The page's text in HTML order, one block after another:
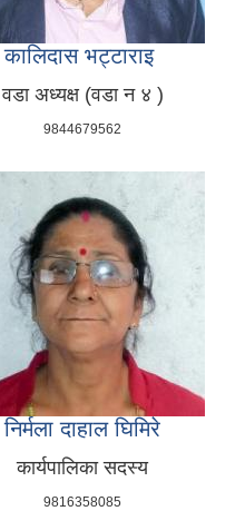
कालिदास भट्टाराइ
वडा अध्यक्ष (वडा न ४ )
9844679562
निर्मला दाहाल घिमिरे
कार्यपालिका सदस्य
9816358085